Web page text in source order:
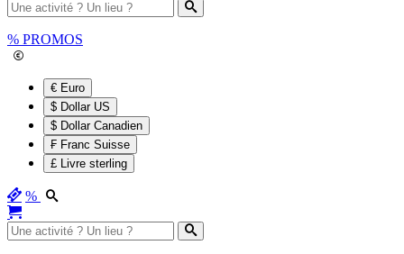
% PROMOS
€ Euro
$ Dollar US
$ Dollar Canadien
₣ Franc Suisse
£ Livre sterling
%